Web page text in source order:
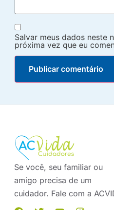
Salvar meus dados neste
próxima vez que eu
Se você, seu familiar ou
amigo precisa de um
cuidador. Fale com a